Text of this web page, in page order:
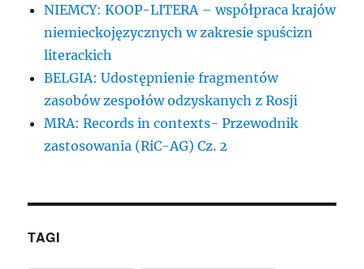
NIEMCY: KOOP-LITERA – współpraca krajów
niemieckojęzycznych w zakresie spuścizn
literackich
BELGIA: Udostępnienie fragmentów
zasobów zespołów odzyskanych z Rosji
MRA: Records in contexts- Przewodnik
zastosowania (RiC-AG) Cz. 2
TAGI